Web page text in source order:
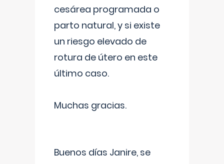
cesárea programada o
parto natural, y si existe
un riesgo elevado de
rotura de útero en este
último caso.
Muchas gracias.
Buenos días Janire, se